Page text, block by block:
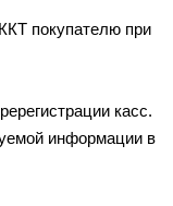
покупателю при
касс.
информации в